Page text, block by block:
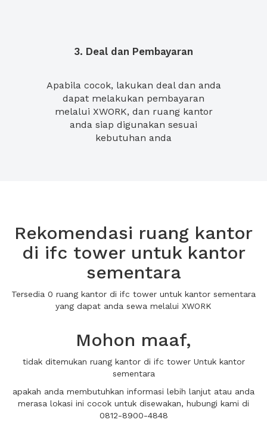
3. Deal dan Pembayaran
Apabila cocok, lakukan deal dan anda
dapat melakukan pembayaran
melalui XWORK, dan ruang kantor
anda siap digunakan sesuai
kebutuhan anda
Rekomendasi ruang kantor
di ifc tower untuk kantor
sementara
Tersedia 0 ruang kantor di ifc tower untuk kantor sementara
yang dapat anda sewa melalui XWORK
Mohon maaf,
tidak ditemukan ruang kantor di ifc tower Untuk kantor
sementara
apakah anda membutuhkan informasi lebih lanjut atau anda
merasa lokasi ini cocok untuk disewakan, hubungi kami di
0812-8900-4848